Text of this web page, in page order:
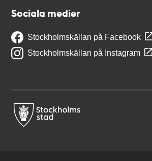
Sociala medier
Stockholmskällan på Facebook
Stockholmskällan på Instagram